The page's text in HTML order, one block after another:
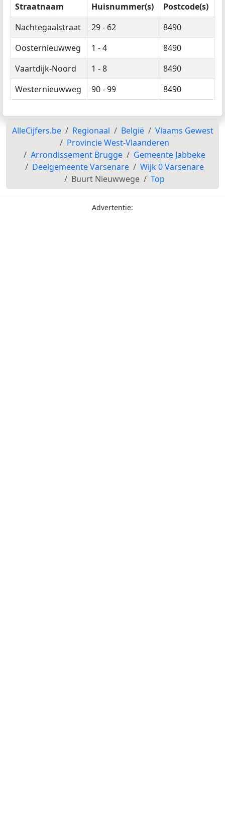
Straatnaam Huisnummer(s)
Postcode(s)
Nachtegaalstraat
29 - 62
8490
Oosternieuwweg
1 - 4
8490
Vaartdijk-Noord
1 - 8
8490
Westernieuwweg
90 - 99 8490
AlleCijfers.be Regionaal België
Vlaams Gewest
Provincie West-Vlaanderen
Arrondissement Brugge
Gemeente Jabbeke
Deelgemeente Varsenare
Wijk 0 Varsenare
Buurt Nieuwwege
Top
Advertentie: